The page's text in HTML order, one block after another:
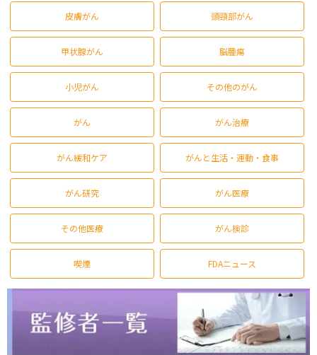
皮膚がん 頭頸部がん
甲状腺がん 脳腫瘍
小児がん その他のがん
がん がん治療
がん緩和ケア がんと生活・運動・食事
がん研究 がん医療
その他医療 がん検診
喫煙 FDAニュース